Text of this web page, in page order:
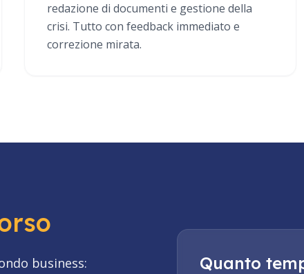
redazione di documenti e gestione della
crisi. Tutto con feedback immediato e
correzione mirata.
business:
Quanto